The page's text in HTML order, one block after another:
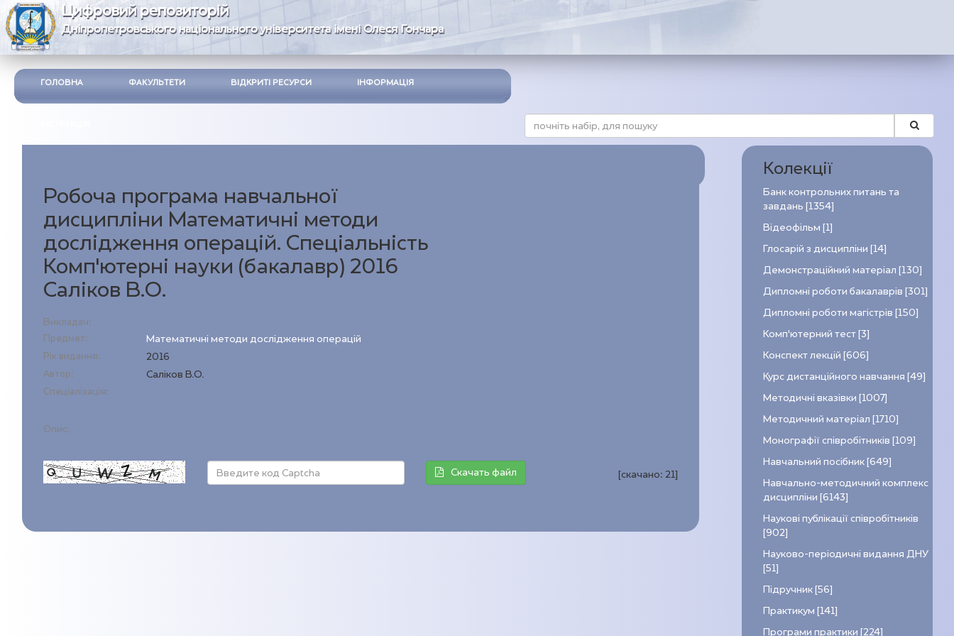
Цифровий репозиторій
Дніпропетровського національного університета імені Олеся Гончара
ГОЛОВНА ФАКУЛЬТЕТИ ВІДКРИТІ РЕСУРСИ ІНФОРМАЦІЯ
Робоча програма навчальної
дисципліни Математичні методи
дослідження операцій. Спеціальність
Комп'ютерні науки (бакалавр) 2016
Саліков В.О.
Викладач:
Предмет:
Математичні методи дослідження операцій
Рік видання: 2016
Автор: Саліков В.О.
Спеціалізація:
Опис:
Скачать файл [скачано:21]
Колекції
Банк контрольних питань та
завдань [1354]
Відеофільм [1]
Глосарій з дисципліни [14]
Демонстраційний матеріал [130]
Дипломні роботи бакалаврів [301]
Дипломні роботи магістрів [150]
Комп’ютерний тест [3]
Конспект лекцій [606]
Курс дистанційного навчання [49]
Методичні вказівки [1007]
Методичний матеріал [1710]
Монографії співробітників [109]
Навчальний посібник [649]
Навчально-методичний комплекс
дисципліни [6143]
Наукові публікації співробітників
[902]
Науково-періодичні видання ДНУ
[51]
Підручник [56]
Практикум [141]
Програми практики [224]